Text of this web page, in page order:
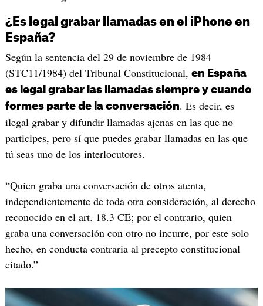
¿Es legal grabar llamadas en el iPhone en
España?
Según la sentencia del 29 de noviembre de 1984
(STC11/1984) del Tribunal Constitucional, en España
es legal grabar las llamadas siempre y cuando
formes parte de la conversación. Es decir, es
ilegal grabar y difundir llamadas ajenas en las que no
participes, pero sí que puedes grabar llamadas en las que
tú seas uno de los interlocutores.
“Quien graba una conversación de otros atenta,
independientemente de toda otra consideración, al derecho
reconocido en el art. 18.3 CE; por el contrario, quien
graba una conversación con otro no incurre, por este solo
hecho, en conducta contraria al precepto constitucional
citado.”